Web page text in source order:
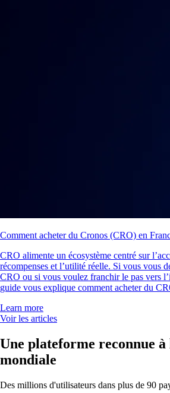
Comment acheter du Cronos (CRO) en
CRO alimente un écosystème centré sur
récompenses et l’utilité réelle. Si vous vous
CRO ou si vous voulez franchir le pas vers
guide vous explique comment acheter du
Learn more
Voir les articles
Une plateforme reconnue
mondiale
Des millions d'utilisateurs dans plus de 90